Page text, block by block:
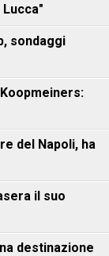
sondaggi
del Napoli, ha
il suo
destinazione